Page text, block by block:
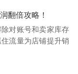
翻倍攻略！
对账号和卖家库存
流量为店铺提升销